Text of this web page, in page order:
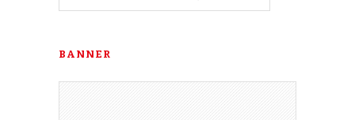
BANNER